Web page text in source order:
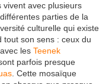
avec plusieurs
parties de la
culturelle qui existe
tout son sens : ceux du
les Teenek
parfois presque
. Cette mosaïque